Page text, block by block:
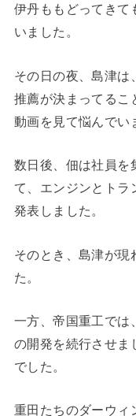
伊丹ももどってきて
いました。
その日の夜、島津は
推薦が決まってるこ
動画を見て悩んでい
数日後、佃は社員を
て、エンジンとトラ
発表しました。
そのとき、島津が現
た。
一方、帝国重工では
の開発を続行させま
でした。
重田たちのダーウィ